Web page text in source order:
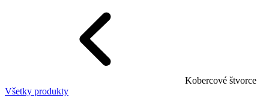
Kobercové štvorce
Všetky produkty